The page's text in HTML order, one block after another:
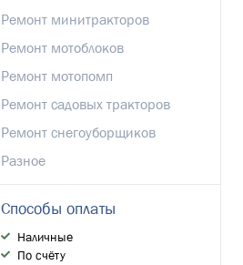
Ремонт минитракторов
Ремонт мотоблоков
Ремонт мотопомп
Ремонт садовых тракторов
Ремонт снегоуборщиков
Разное
Способы оплаты
Наличные
По счёту